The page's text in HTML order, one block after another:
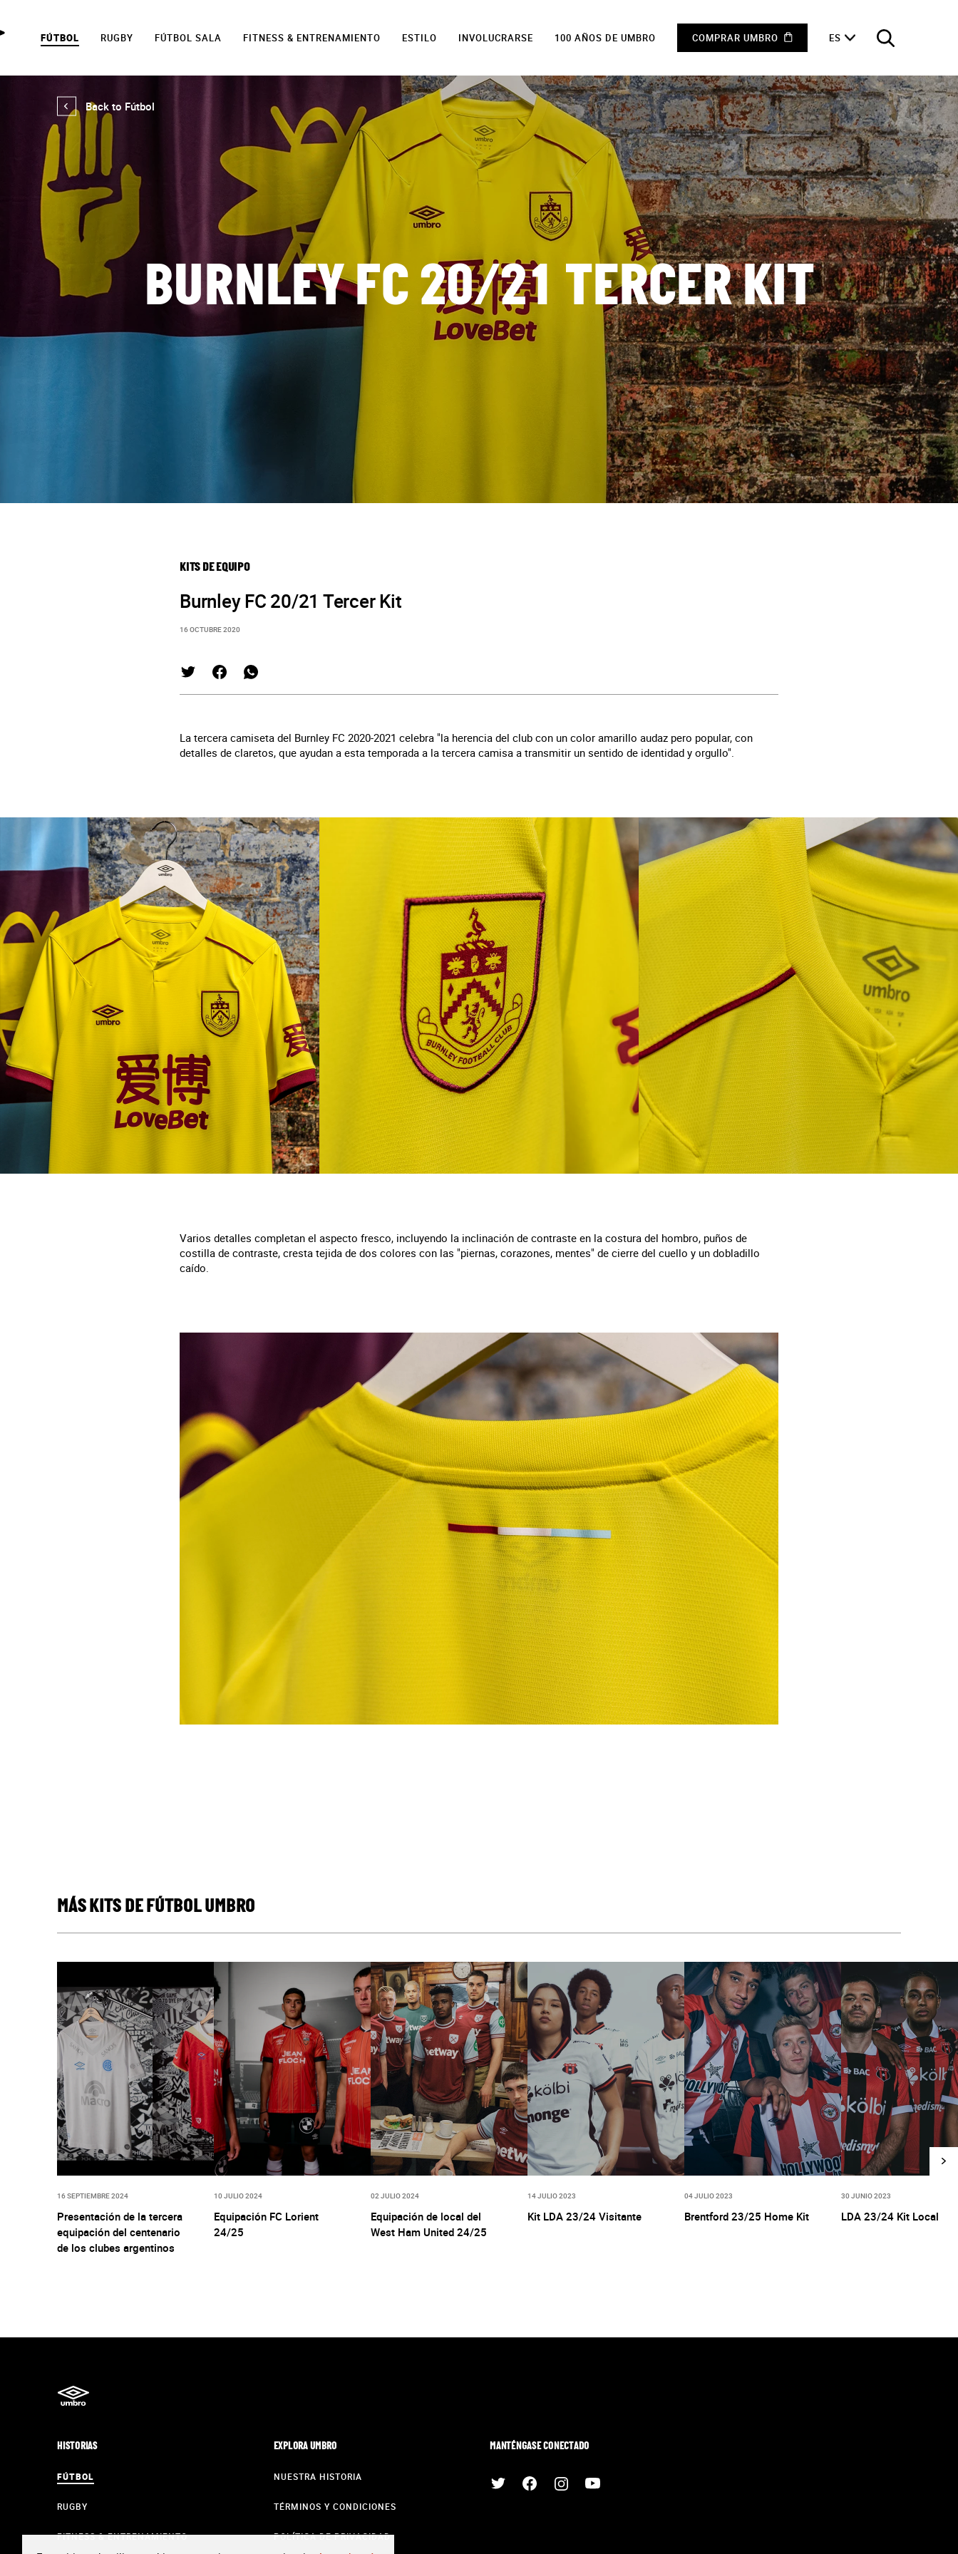
FÚTBOL RUGBY FÚTBOL SALA FITNESS & ENTRENAMIENTO ESTILO INVOLUCRARSE 100 AÑOS DE UMBRO COMPRAR UMBRO ES
Back to Fútbol
BURNLEY FC 20/21 TERCER KIT
KITS DE EQUIPO
Burnley FC 20/21 Tercer Kit
16 OCTUBRE 2020
La tercera camiseta del Burnley FC 2020-2021 celebra "la herencia del club con un color amarillo audaz pero popular, con
detalles de claretos, que ayudan a esta temporada a la tercera camisa a transmitir un sentido de identidad y orgullo".
Varios detalles completan el aspecto fresco, incluyendo la inclinación de contraste en la costura del hombro, puños de
costilla de contraste, cresta tejida de dos colores con las "piernas, corazones, mentes" de cierre del cuello y un dobladillo
caído.
MÁS KITS DE FÚTBOL UMBRO
16 SEPTIEMBRE 2024
Presentación de la tercera
equipación del centenario
de los clubes argentinos
10 JULIO 2024
Equipación FC Lorient
24/25
02 JULIO 2024
Equipación de local del
West Ham United 24/25
14 JULIO 2023
Kit LDA 23/24 Visitante
04 JULIO 2023
Brentford 23/25 Home Kit
30 JUNIO 2023
LDA 23/24 Kit Local
MANTÉNGASE CONECTADO
EXPLORA UMBRO
NUESTRA HISTORIA
TÉRMINOS Y CONDICIONES
POLÍTICA DE PRIVACIDAD
HISTORIAS
FÚTBOL
RUGBY
FITNESS & ENTRENAMIENTO